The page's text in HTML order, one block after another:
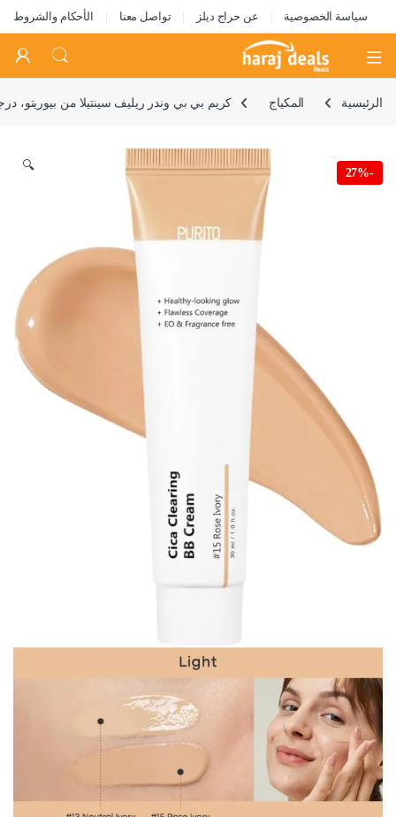
سياسة الخصوصية عن حراج ديلز تواصل معنا الأحكام والشروط
Open
الرئيسية المكياج كريم بي بي وندر ريليف سينتيلا من بيوريتو، درجة لون #15 عاجي زهري
-
27%
🔍